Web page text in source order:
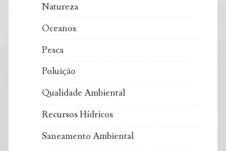
Natureza
Oceanos
Pesca
Poluição
Qualidade Ambiental
Recursos Hídricos
Saneamento Ambiental